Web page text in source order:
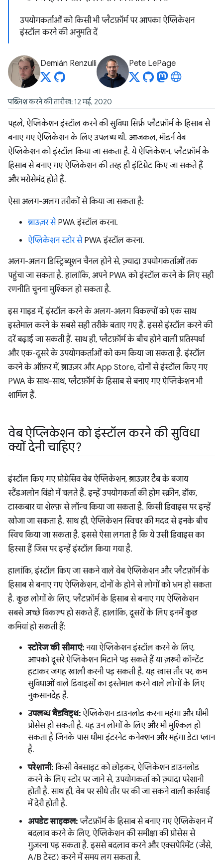
उपयोगकर्ताओं को किसी भी प्लैटफ़ॉर्म पर आपका ऐप्लिकेशन
इंस्टॉल करने की अनुमति दें
Demián Renzulli Pete LePage
पब्लिश करने की तारीख: 12 मई, 2020
पहले, ऐप्लिकेशन इंस्टॉल करने की सुविधा सिर्फ़ प्लैटफ़ॉर्म के हिसाब से
बनाए गए ऐप्लिकेशन के लिए उपलब्ध थी. आजकल, मॉडर्न वेब
ऐप्लिकेशन को इंस्टॉल किया जा सकता है. ये ऐप्लिकेशन, प्लैटफ़ॉर्म के
हिसाब से बनाए गए ऐप्लिकेशन की तरह ही इंटिग्रेट किए जा सकते हैं
और भरोसेमंद होते हैं.
ऐसा अलग-अलग तरीकों से किया जा सकता है:
ब्राउज़र सेPWA इंस्टॉल करना.
ऐप्लिकेशन स्टोर सेPWA इंस्टॉल करना.
अलग-अलग डिस्ट्रिब्यूशन चैनल होने से, ज़्यादा उपयोगकर्ताओं तक
पहुंचा जा सकता है. हालांकि, अपने PWA को इंस्टॉल करने के लिए सही
रणनीति चुनना मुश्किल हो सकता है.
इस गाइड में, इंस्टॉल करने के अलग-अलग विकल्पों को एक साथ
इस्तेमाल करने के सबसे सही तरीके बताए गए हैं. इससे इंस्टॉल करने की
दरें बढ़ाई जा सकती हैं. साथ ही, प्लैटफ़ॉर्म के बीच होने वाली प्रतिस्पर्धा
और एक-दूसरे के उपयोगकर्ताओं को कम किया जा सकता है. इंस्टॉल
करने के ऑफ़र में, ब्राउज़र और App Store, दोनों से इंस्टॉल किए गए
PWA के साथ-साथ, प्लैटफ़ॉर्म के हिसाब से बनाए गए ऐप्लिकेशन भी
शामिल हैं.
वेब ऐप्लिकेशन को इंस्टॉल करने की सुविधा
क्यों देनी चाहिए?
इंस्टॉल किए गए प्रोग्रेसिव वेब ऐप्लिकेशन, ब्राउज़र टैब के बजाय
स्टैंडअलोन विंडो में चलते हैं. इन्हें उपयोगकर्ता की होम स्क्रीन, डॉक,
टास्कबार या शेल्फ़ से लॉन्च किया जा सकता है. किसी डिवाइस पर इन्हें
खोजा जा सकता है. साथ ही, ऐप्लिकेशन स्विचर की मदद से इनके बीच
स्विच किया जा सकता है. इससे ऐसा लगता है कि ये उसी डिवाइस का
हिस्सा हैं जिस पर इन्हें इंस्टॉल किया गया है.
हालांकि, इंस्टॉल किए जा सकने वाले वेब ऐप्लिकेशन और प्लैटफ़ॉर्म के
हिसाब से बनाए गए ऐप्लिकेशन, दोनों के होने से लोगों को भ्रम हो सकता
है. कुछ लोगों के लिए, प्लैटफ़ॉर्म के हिसाब से बनाए गए ऐप्लिकेशन
सबसे अच्छे विकल्प हो सकते हैं. हालांकि, दूसरों के लिए इनमें कुछ
कमियां हो सकती हैं:
स्टोरेज की सीमाएं: नया ऐप्लिकेशन इंस्टॉल करने के लिए,
आपको दूसरे ऐप्लिकेशन मिटाने पड़ सकते हैं या ज़रूरी कॉन्टेंट
हटाकर जगह खाली करनी पड़ सकती है. यह खास तौर पर, कम
सुविधाओं वाले डिवाइसों का इस्तेमाल करने वाले लोगों के लिए
नुकसानदेह है.
उपलब्ध बैंडविड्थ: ऐप्लिकेशन डाउनलोड करना महंगा और धीमी
प्रोसेस हो सकती है. यह उन लोगों के लिए और भी मुश्किल हो
सकता है जिनके पास धीमा इंटरनेट कनेक्शन और महंगा डेटा प्लान
है.
परेशानी: किसी वेबसाइट को छोड़कर, ऐप्लिकेशन डाउनलोड
करने के लिए स्टोर पर जाने से, उपयोगकर्ता को ज़्यादा परेशानी
होती है. साथ ही, वेब पर सीधे तौर पर की जा सकने वाली कार्रवाई
में देरी होती है.
अपडेट साइकल: प्लैटफ़ॉर्म के हिसाब से बनाए गए ऐप्लिकेशन में
बदलाव करने के लिए, ऐप्लिकेशन की समीक्षा की प्रोसेस से
गुज़रना पड़ सकता है. इससे बदलाव करने और एक्सपेरिमेंट (जैसे,
A/B टेस्ट) करने में समय लग सकता है.